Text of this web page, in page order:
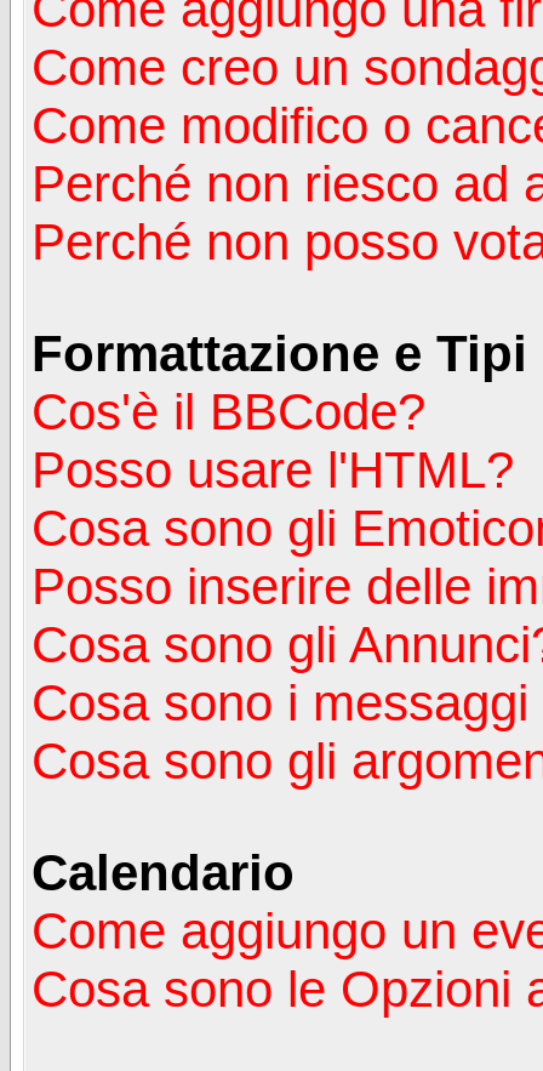
Come creo un
Come modifico o
Perché non riesco ad
Perché non posso
Formattazione e
Cos'è il BBCode?
Posso usare l'HTML?
Cosa sono gli
Posso inserire delle
Cosa sono gli
Cosa sono i
Cosa sono gli
Calendario
Come aggiungo un
Cosa sono le Opzioni